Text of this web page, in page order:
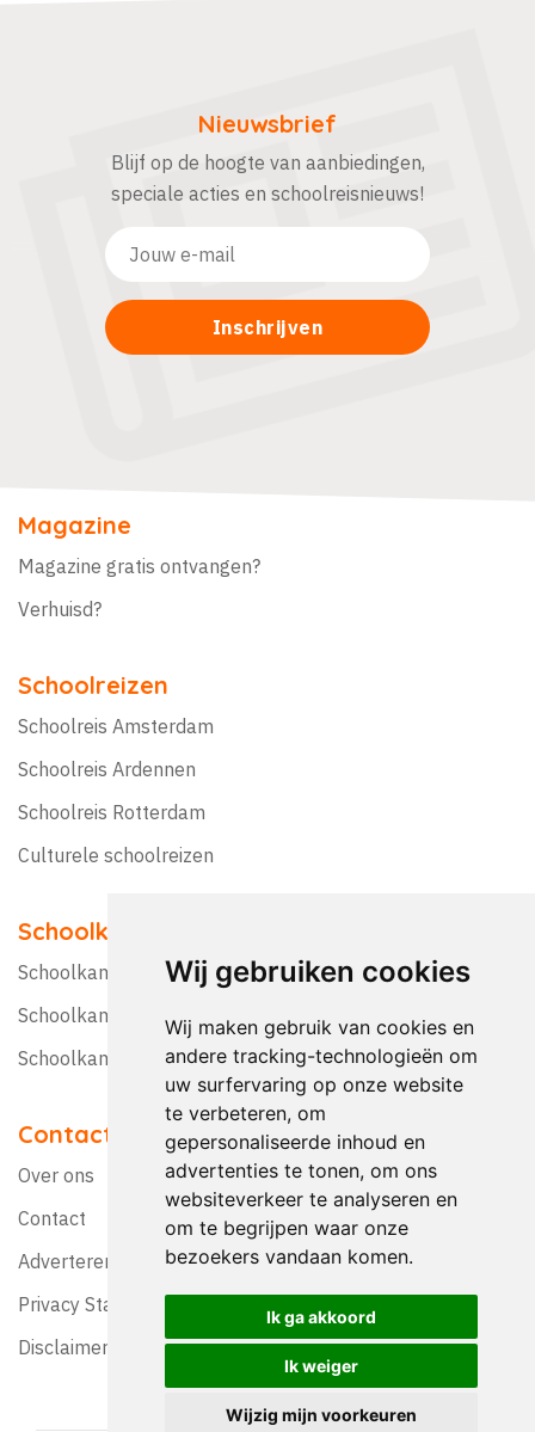
Wij gebruiken cookies
Wij maken gebruik van cookies en
andere tracking-technologieën om
uw surfervaring op onze website
te verbeteren, om
gepersonaliseerde inhoud en
advertenties te tonen, om ons
websiteverkeer te analyseren en
om te begrijpen waar onze
bezoekers vandaan komen.
Ik ga akkoord
Ik weiger
Wijzig mijn voorkeuren
Nieuwsbrief
Blijf op de hoogte van aanbiedingen,
speciale acties en schoolreisnieuws!
Magazine
Magazine gratis ontvangen?
Verhuisd?
Schoolreizen
Schoolreis Amsterdam
Schoolreis Ardennen
Schoolreis Rotterdam
Culturele schoolreizen
Schoolkampen
Schoolkamp Nederland
Schoolkamp België
Schoolkamptips
Contact
Over ons
Contact
Adverteren?
Privacy Statement
Disclaimer